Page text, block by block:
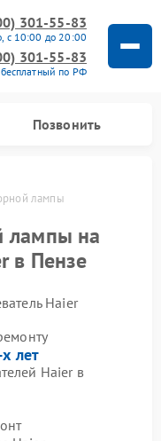
301-55-83
с 10:00 до 20:00
301-55-83
по РФ
Позвонить
лампы
лампы на
в Пензе
Haier
лет
Haier в